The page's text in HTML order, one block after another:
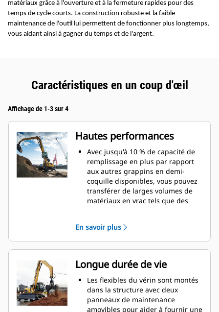
matériaux grâce à l'ouverture et à la fermeture rapides pour des
temps de cycle courts. La construction robuste et la faible
maintenance de l'outil lui permettent de fonctionner plus longtemps,
vous aidant ainsi à gagner du temps et de l'argent.
Caractéristiques en un coup d'œil
Affichage de 1-3 sur 4
Hautes performances
Avec jusqu'à 10 % de capacité de
remplissage en plus par rapport
aux autres grappins en demi-
coquille disponibles, vous pouvez
transférer de larges volumes de
matériaux en vrac tels que des
Déplacez des charges importantes
grâce à une large ouverture des
pinces pour la manutention.
La puissante force de fermeture
des coquilles de grappin, associée
aux temps d'ouverture et de
fermeture rapides, vous aide à
raccourcir vos temps de cycle et à
rester à la tâche pour déplacer
En savoir plus
Longue durée de vie
Les flexibles du vérin sont montés
dans la structure avec deux
panneaux de maintenance
amovibles pour aider à fournir une